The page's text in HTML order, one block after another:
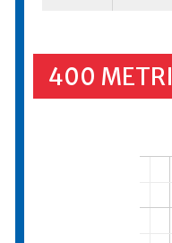
400 METRI